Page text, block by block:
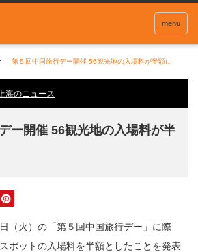
menu
第５回中国旅行デー開催 56観光地の入場料が半額に
海のニュース
ー開催 56観光地の入場料が半
（火）の「第５回中国旅行デー」に際
ポットの入場料を半額としたことを発表